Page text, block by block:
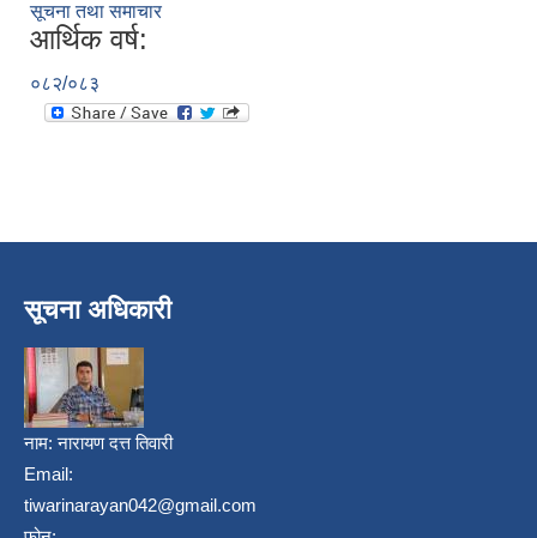
सूचना तथा समाचार
आर्थिक वर्ष:
०८२/०८३
सूचना अधिकारी
नाम:नारायण दत्त तिवारी
Email:
tiwarinarayan042@gmail.com